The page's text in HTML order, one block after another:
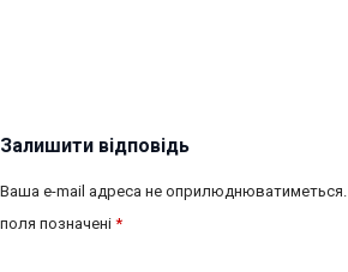
Залишити відповідь
Ваша e-mail адреса не оприлюднюватиметься.
поля позначені *